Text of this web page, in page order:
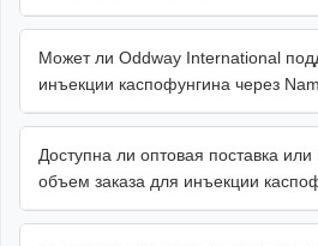
Может ли Oddway International
инъекции каспофунгина через
Доступна ли оптовая поставка
объем заказа для инъекции